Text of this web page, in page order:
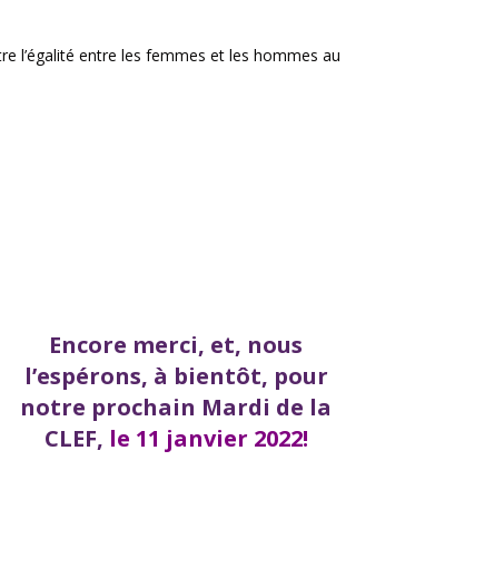
l’égalité entre les femmes et les hommes au
Encore merci, et, nous
l’espérons, à bientôt, pour
notre prochain Mardi de la
CLEF, le 11 janvier 2022!